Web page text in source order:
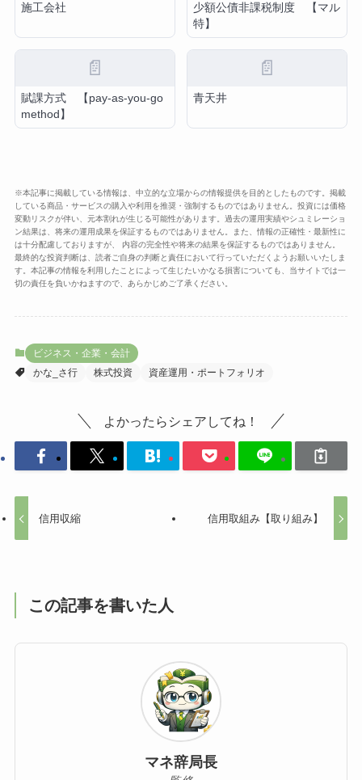
施工会社
少額公債非課税制度 【マル
特】
📄
賦課方式 【pay-as-you-go
method】
📄
青天井
※本記事に掲載している情報は、中立的な立場からの情報提供を目的としたものです。掲載
している商品・サービスの購入や利用を推奨・強制するものではありません。投資には価格
変動リスクが伴い、元本割れが生じる可能性があります。過去の運用実績やシュミレーショ
ン結果は、将来の運用成果を保証するものではありません。また、情報の正確性・最新性に
は十分配慮しておりますが、 内容の完全性や将来の結果を保証するものではありません。
最終的な投資判断は、読者ご自身の判断と責任において行っていただくようお願いいたしま
す。本記事の情報を利用したことによって生じたいかなる損害についても、当サイトでは一
切の責任を負いかねますので、あらかじめご了承ください。
ビジネス・企業・会計
かな_さ行
株式投資 資産運用・ポートフォリオ
よかったらシェアしてね！
信用収縮 信用取組み【取り組み】
この記事を書いた人
マネ辞局長